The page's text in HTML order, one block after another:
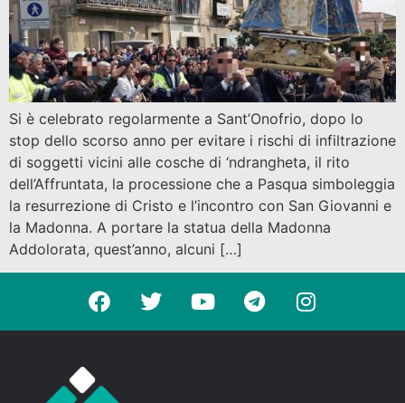
Si è celebrato regolarmente a Sant’Onofrio, dopo lo
stop dello scorso anno per evitare i rischi di infiltrazione
di soggetti vicini alle cosche di ‘ndrangheta, il rito
dell’Affruntata, la processione che a Pasqua simboleggia
la resurrezione di Cristo e l’incontro con San Giovanni e
la Madonna. A portare la statua della Madonna
Addolorata, quest’anno, alcuni […]